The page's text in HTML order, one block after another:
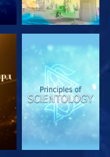
СМОТРЕТЬ
ПЕРЕДАЧИ